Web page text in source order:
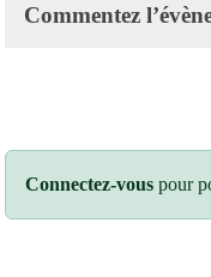
Commentez
Connectez-vous pour